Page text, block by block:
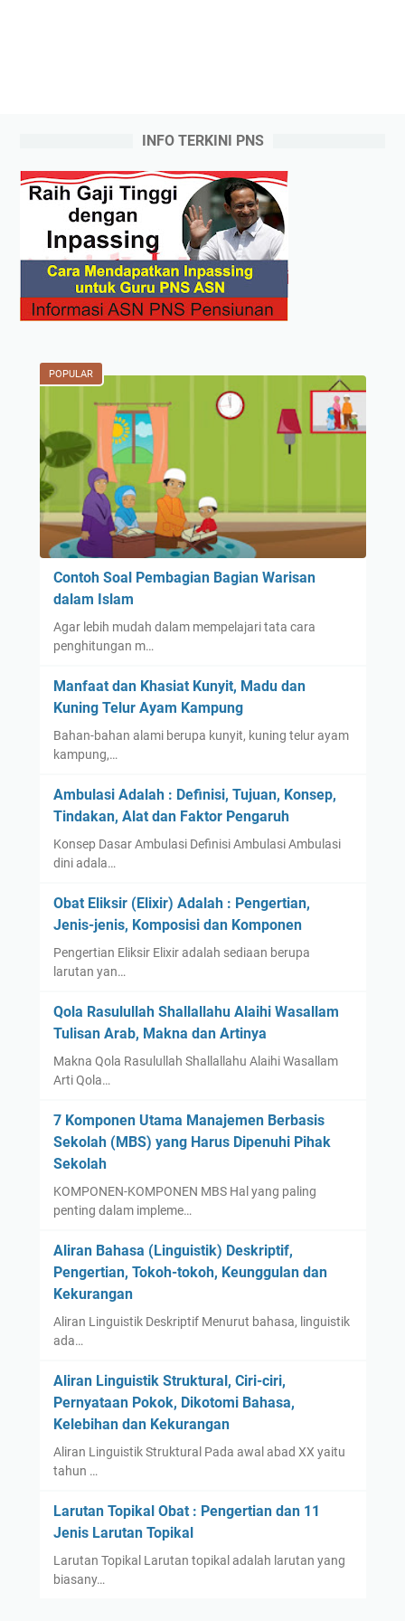
INFO TERKINI PNS
POPULAR
Contoh Soal Pembagian Bagian Warisan
dalam Islam
Agar lebih mudah dalam mempelajari tata cara
penghitungan m…
Manfaat dan Khasiat Kunyit, Madu dan
Kuning Telur Ayam Kampung
Bahan-bahan alami berupa kunyit, kuning telur ayam
kampung,…
Ambulasi Adalah : Definisi, Tujuan, Konsep,
Tindakan, Alat dan Faktor Pengaruh
Konsep Dasar Ambulasi Definisi Ambulasi Ambulasi
dini adala…
Obat Eliksir (Elixir) Adalah : Pengertian,
Jenis-jenis, Komposisi dan Komponen
Pengertian Eliksir Elixir adalah sediaan berupa
larutan yan…
Qola Rasulullah Shallallahu Alaihi Wasallam
Tulisan Arab, Makna dan Artinya
Makna Qola Rasulullah Shallallahu Alaihi Wasallam
Arti Qola…
7 Komponen Utama Manajemen Berbasis
Sekolah (MBS) yang Harus Dipenuhi Pihak
Sekolah
KOMPONEN-KOMPONEN MBS Hal yang paling
penting dalam impleme…
Aliran Bahasa (Linguistik) Deskriptif,
Pengertian, Tokoh-tokoh, Keunggulan dan
Kekurangan
Aliran Linguistik Deskriptif Menurut bahasa, linguistik
ada…
Aliran Linguistik Struktural, Ciri-ciri,
Pernyataan Pokok, Dikotomi Bahasa,
Kelebihan dan Kekurangan
Aliran Linguistik Struktural Pada awal abad XX yaitu
tahun …
Larutan Topikal Obat : Pengertian dan 11
Jenis Larutan Topikal
Larutan Topikal Larutan topikal adalah larutan yang
biasany…